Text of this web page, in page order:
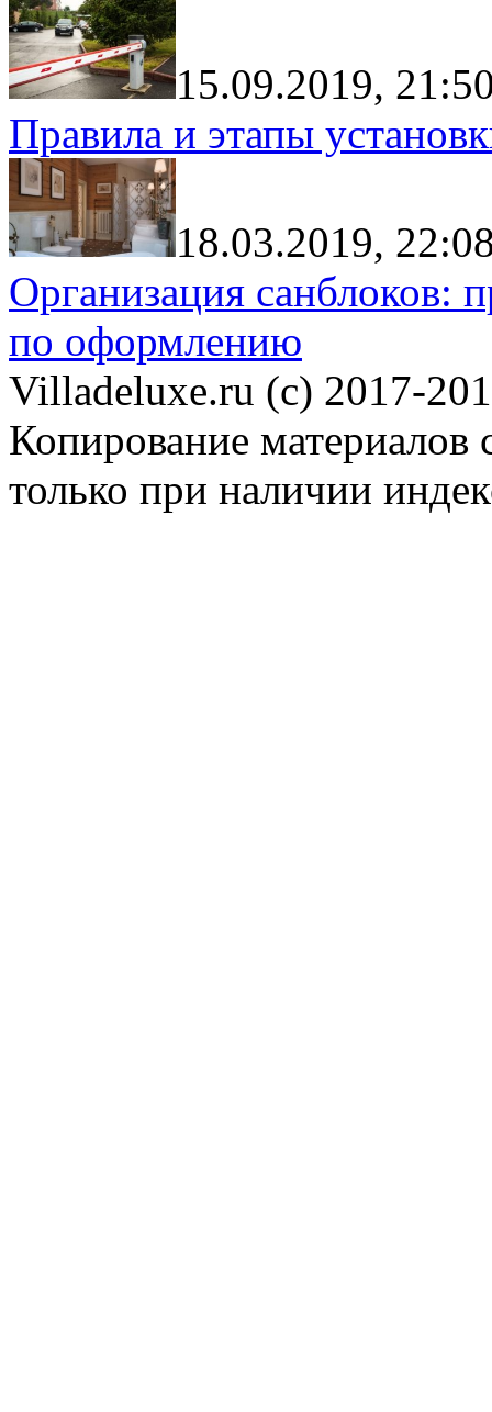
15.09.2019,
Правила и этапы
18.03.2019,
Организация санблоков:
по оформлению
Villadeluxe.ru (c) 2017-
Копирование материалов
только при наличии